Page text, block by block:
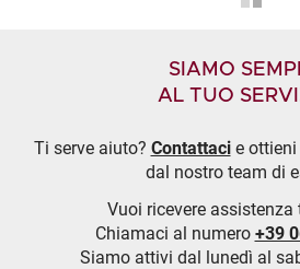
SIAMO
AL TUO
Ti serve aiuto? Contattacie ottieni
dal nostro team di
Vuoi ricevere assistenza
Chiamaci al numero +39
Siamo attivi dal lunedì al